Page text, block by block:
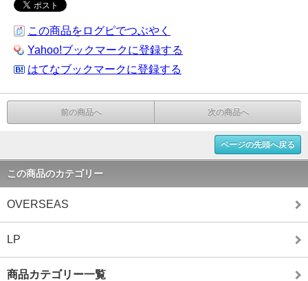
この商品をログピでつぶやく
Yahoo!ブックマークに登録する
はてなブックマークに登録する
前の商品へ 次の商品へ
ページの先頭へ戻る
この商品のカテゴリー
OVERSEAS
LP
商品カテゴリー一覧